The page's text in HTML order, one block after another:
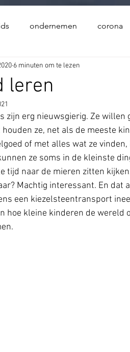
ondernemen corona
leren
6 minuten om te lezen
zijn erg nieuwsgierig. Ze willen
ze, net als de meeste
of met alles wat ze
ze soms in de kleinste
tijd naar de mieren zitten
Machtig interessant. En dat
een kiezelsteentransport
hoe kleine kinderen de